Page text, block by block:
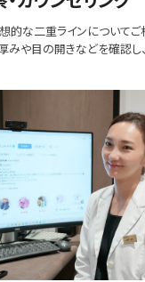
的な二重ラインについてご
みや目の開きなどを確認し